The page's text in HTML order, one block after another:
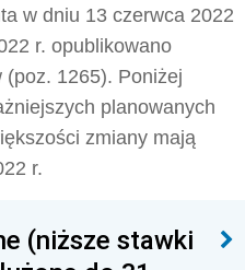
w dniu 13 czerwca 2022
r. opublikowano
1265). Poniżej
planowanych
zmiany mają
r.
(niższe stawki